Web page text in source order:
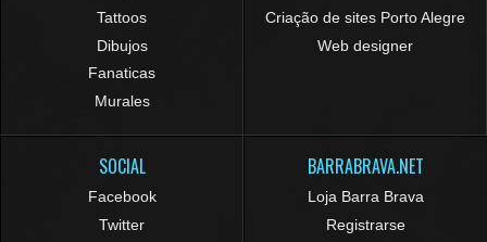
Tattoos
Dibujos
Fanaticas
Murales
Criação de sites Porto Alegre
Web designer
SOCIAL
Facebook
Twitter
BARRABRAVA.NET
Loja Barra Brava
Registrarse